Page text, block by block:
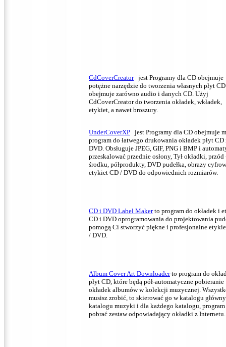
CdCoverCreatorjest Programy dla CD obejmuje
potężne narzędzie do tworzenia własnych płyt CD
obejmuje zarówno audio i danych CD. Użyj
CdCoverCreator do tworzenia okładek, wkładek,
etykiet, a nawet broszury.
UnderCoverXP jest Programy dla CD obejmuje
program do łatwego drukowania okładek płyt CD
DVD. Obsługuje JPEG, GIF, PNG i BMP i
przeskalować przednie osłony, Tył okładki, przód
środku, półprodukty, DVD pudełka, obrazy
etykiet CD / DVD do odpowiednich rozmiarów.
CD i DVD Label Makerto program do okładek i
CD i DVD oprogramowania do projektowania
pomogą Ci stworzyć piękne i profesjonalne
/ DVD.
Album Cover Art Downloaderto program do
płyt CD, które będą pół-automatyczne pobieranie
okładek albumów w kolekcji muzycznej.
musisz zrobić, to skierować go w katalogu
katalogu muzyki i dla każdego katalogu, program
pobrać zestaw odpowiadający okładki z Internetu.